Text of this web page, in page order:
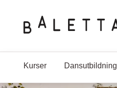
Kurser Dansutbildning